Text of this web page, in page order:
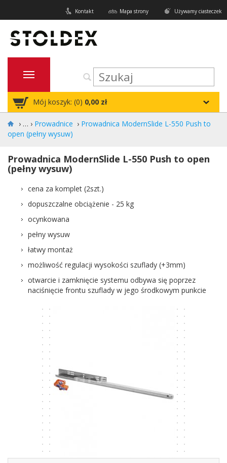
Używamy ciasteczek
Mapa strony
Kontakt
Mój koszyk: (0) 0,00 zł
› Prowadnice › Prowadnica ModernSlide L-550 Push to
open (pełny wysuw)
Prowadnica ModernSlide L-550 Push to open
(pełny wysuw)
cena za komplet (2szt.)
dopuszczalne obciążenie - 25 kg
ocynkowana
pełny wysuw
łatwy montaż
możliwość regulacji wysokości szuflady (+3mm)
otwarcie i zamknięcie systemu odbywa się poprzez
naciśnięcie frontu szuflady w jego środkowym punkcie